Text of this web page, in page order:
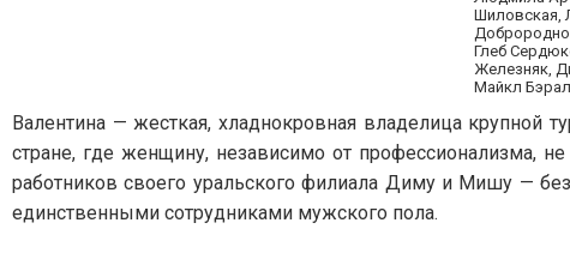
Шиловская,
Глеб
Железняк,
Майкл Бэрал
Валентина — жесткая, хладнокровная владелица крупной
стране, где женщину, независимо от профессионализма,
работников своего уральского филиала Диму и Мишу —
единственными сотрудниками мужского пола.